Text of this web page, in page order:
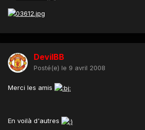
DevilBB
Posté(e) le 9 avril 2008
Merci les amis
En voilà d'autres